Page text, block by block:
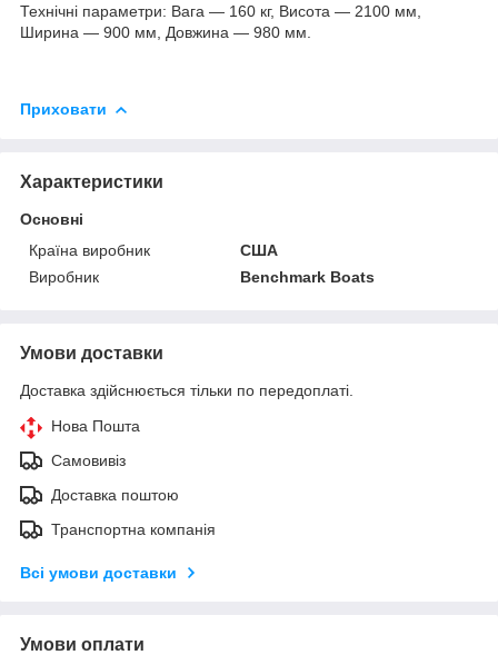
Технічні параметри: Вага — 160 кг, Висота — 2100 мм,
Ширина — 900 мм, Довжина — 980 мм.
Приховати
Характеристики
Основні
Країна виробник
США
Виробник
Benchmark Boats
Умови доставки
Доставка здійснюється тільки по передоплаті.
Нова Пошта
Самовивіз
Доставка поштою
Транспортна компанія
Всі умови доставки
Умови оплати